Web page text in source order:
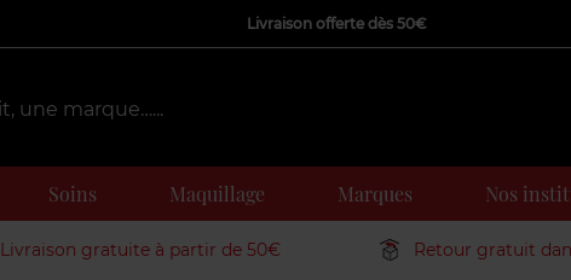
Livraison offerte dès 50€
Soins Maquillage Marques Nos
Livraison gratuite à partir de 50€ Retour gratuit